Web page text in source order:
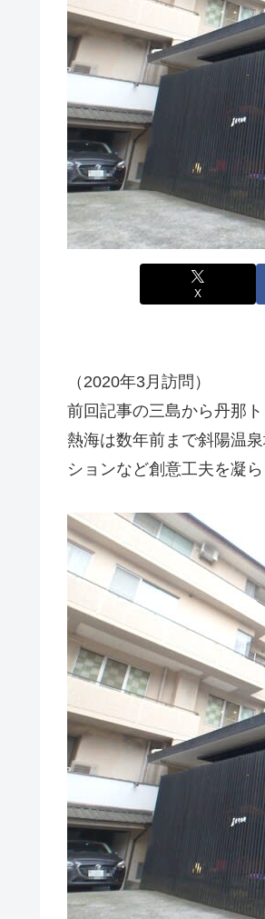
X
（2020年3月訪問）
前回記事の三島から丹那
熱海は数年前まで斜陽温
ションなど創意工夫を凝